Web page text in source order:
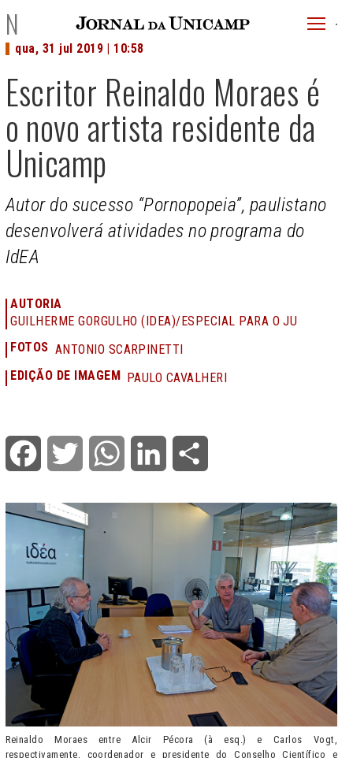
JU
NOTÍCIAS
Escritor Reinaldo Moraes é
o novo artista residente da
Unicamp
qua, 31 jul 2019 | 10:58
Autor do sucesso “Pornopopeia”, paulistano
desenvolverá atividades no programa do
IdEA
AUTORIA
GUILHERME GORGULHO (IDEA)/ESPECIAL PARA O JU
FOTOS ANTONIO SCARPINETTI
EDIÇÃO DE IMAGEM PAULO CAVALHERI
Facebook Twitter WhatsApp LinkedIn
Reinaldo Moraes entre Alcir Pécora (à esq.) e Carlos Vogt,
respectivamente, coordenador e presidente do Conselho Científico e